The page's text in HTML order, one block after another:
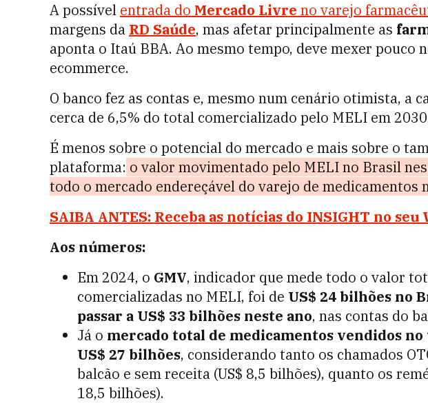
A possível entrada do Mercado Livre no varejo
margens da RD Saúde, mas afetar principalmente as
aponta o Itaú BBA. Ao mesmo tempo, deve mexer pouco
ecommerce.
O banco fez as contas e, mesmo num cenário otimista, a
cerca de 6,5% do total comercializado pelo MELI em
É menos sobre o potencial do mercado e mais sobre o
plataforma: o valor movimentado pelo MELI no Brasil
todo o mercado endereçável do varejo de medicamentos
SAIBA ANTES: Receba as notícias do INSIGHT no seu
Aos números:
Em 2024, o GMV, indicador que mede todo o valor
comercializadas no MELI, foi de US$ 24 bilhões no
passar a US$ 33 bilhões neste ano, nas contas do
Já o mercado total de medicamentos vendidos
US$ 27 bilhões, considerando tanto os chamados
balcão e sem receita (US$ 8,5 bilhões), quanto os
18,5 bilhões).